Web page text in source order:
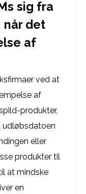
sig fra
når det
af
ved at
af
produkter,
udløbsdatoen
eller
produkter til
at mindske
en